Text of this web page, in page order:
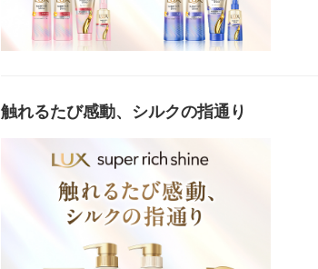
触れるたび感動、シルクの指通り